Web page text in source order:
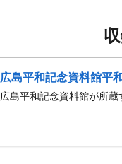
広島平和記念資料館平
広島平和記念資料館が所蔵